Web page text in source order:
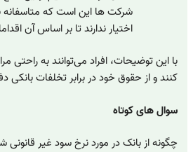
شرکت ها این است که متاسفانه
اختیار ندارند تا بر اساس آن
با این توضیحات، افراد می‌توانند به
کنند و از حقوق خود در برابر تخلفات بانکی
سوال های کوتاه
چگونه از بانک در مورد نرخ سود غیر